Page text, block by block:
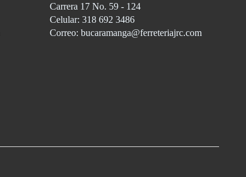
Carrera 17 No. 59 - 124
Celular: 318 692 3486
Correo: bucaramanga@ferreteriajrc.com